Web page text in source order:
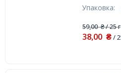
Упаковка:
59,00₴/ 25 г
38,00 ₴/